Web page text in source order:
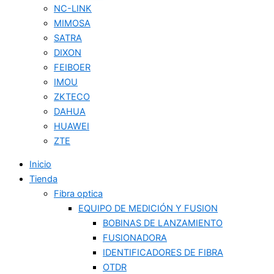
NC-LINK
MIMOSA
SATRA
DIXON
FEIBOER
IMOU
ZKTECO
DAHUA
HUAWEI
ZTE
Inicio
Tienda
Fibra optica
EQUIPO DE MEDICIÓN Y FUSION
BOBINAS DE LANZAMIENTO
FUSIONADORA
IDENTIFICADORES DE FIBRA
OTDR